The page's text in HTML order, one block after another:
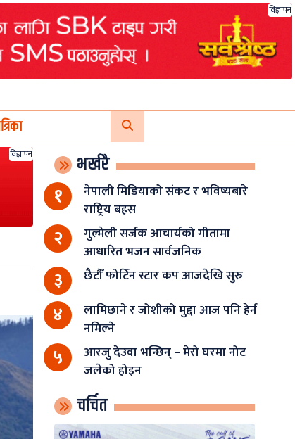
विज्ञापन
विज्ञापन भर्खरै
१
नेपाली मिडियाको संकट र भविष्यबारे
राष्ट्रिय बहस
२
गुल्मेली सर्जक आचार्यको गीतामा
आधारित भजन सार्वजनिक
३ छैटौँ फोर्टिन स्टार कप आजदेखि सुरु
४
लामिछाने र जोशीको मुद्दा आज पनि हेर्न
नमिल्ने
५
आरजु देउवा भन्छिन् – मेरो घरमा नोट
जलेको होइन
चर्चित